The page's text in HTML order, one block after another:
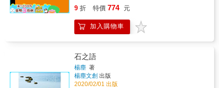
真史》、《我思我想：我的寫真觀》、《球體
寫真二元論：我的寫真哲學》這套親自撰寫、
口述與拍攝的自傳三部曲，是深入細江英公世
界、爬梳日本寫真史的最佳作品。 & & ●首部
到72歲跨越半世紀的活動一一從活動中看見他
的實踐哲學！ & 「我今年已屆七十二歲高齡，
回顧過往，我與攝影相遇也已超過五十個年
頭。其間遭遇各種事情，也學習到各式各樣的
西三十三』 ◎代理經銷：白象文化
9 折 特價 774 元
加入購物車
石之語
楊塵 著
楊塵文創 出版
2020/02/01 出版